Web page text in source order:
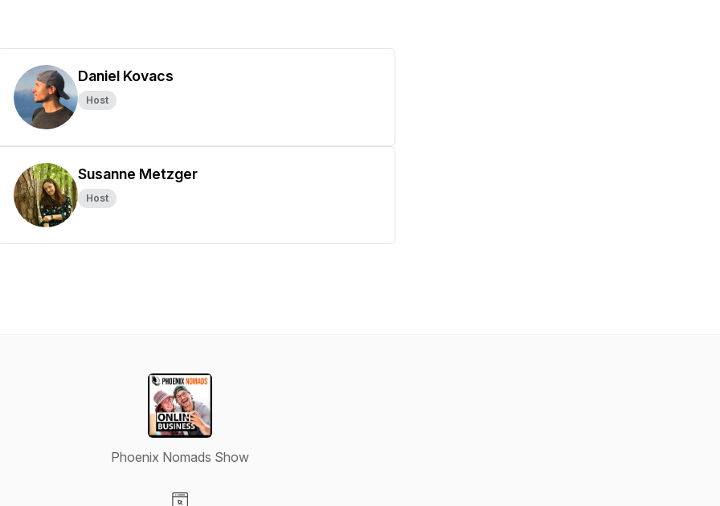
Daniel Kovacs
Host
Susanne Metzger
Host
Phoenix Nomads Show